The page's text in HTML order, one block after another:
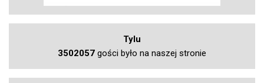
Tylu
3502057 gości było na naszej stronie